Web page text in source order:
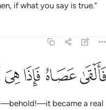
if what you say is true.”
فالقى عصاه فاذا هي ثعبان مبين ٣٢
فَأَلْقَىٰ عَصَاهُ فَإِذَا هِىَ ثُعْبَانٌۭ
ﲤﲥﲦﲧ
became a real